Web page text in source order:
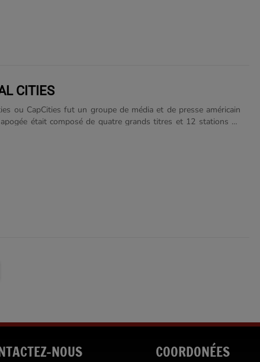
CITIES
ou CapCities fut un groupe de média et de presse américain
était composé de quatre grands titres et 12 stations de
NOUS COORDONÉES